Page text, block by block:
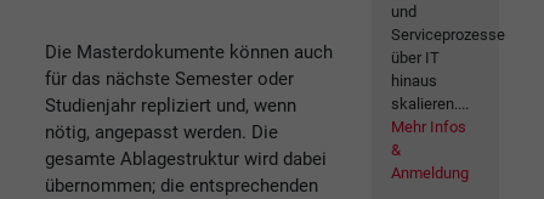
Die Masterdokumente können auch
für das nächste Semester oder
Studienjahr repliziert und, wenn
nötig, angepasst werden. Die
gesamte Ablagestruktur wird dabei
übernommen; die entsprechenden
und
Serviceprozesse
über IT
hinaus
skalieren....
Mehr Infos
&
Anmeldung